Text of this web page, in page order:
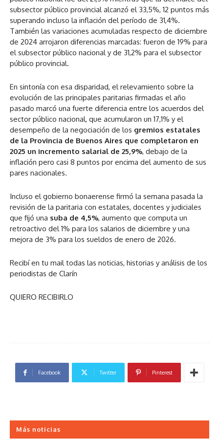
subsector público provincial alcanzó el 33,5%, 12 puntos más
superando incluso la inflación del período de 31,4%.
También las variaciones acumuladas respecto de diciembre
de 2024 arrojaron diferencias marcadas: fueron de 19% para
el subsector público nacional y de 31,2% para el subsector
público provincial.
En sintonía con esa disparidad, el relevamiento sobre la
evolución de las principales paritarias firmadas el año
pasado marcó una fuerte diferencia entre los acuerdos del
sector público nacional, que acumularon un 17,1% y el
desempeño de la negociación de los gremios estatales
de la Provincia de Buenos Aires que completaron en
2025 un incremento salarial de 25,9%, debajo de la
inflación pero casi 8 puntos por encima del aumento de sus
pares nacionales.
Incluso el gobierno bonaerense firmó la semana pasada la
revisión de la paritaria con estatales, docentes y judiciales
que fijó una suba de 4,5%, aumento que computa un
retroactivo del 1% para los salarios de diciembre y una
mejora de 3% para los sueldos de enero de 2026.
Recibí en tu mail todas las noticias, historias y análisis de los
periodistas de Clarín
QUIERO RECIBIRLO
Facebook Twitter Pinterest
Más noticias